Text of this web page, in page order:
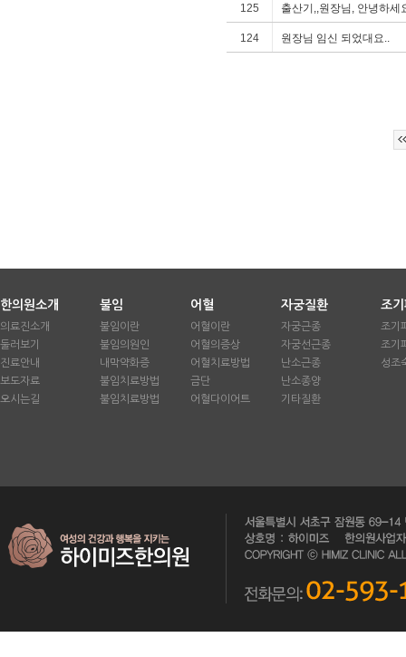
125 출산기,,원장님, 안녕하세
124 원장님 임신 되었대요..
한의원소개
의료진소개
둘러보기
진료안내
보도자료
오시는길
불임
불임이란
불임의원인
내막약화증
불임치료방법
불임치료방법
어혈
어혈이란
어혈의증상
어혈치료방법
금단
어혈다이어트
자궁질환
자궁근종
자궁선근종
난소근종
난소종양
기타질환
조
조기
조기
성조